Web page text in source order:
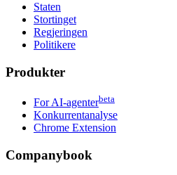
Staten
Stortinget
Regjeringen
Politikere
Produkter
For AI-agenterbeta
Konkurrentanalyse
Chrome Extension
Companybook